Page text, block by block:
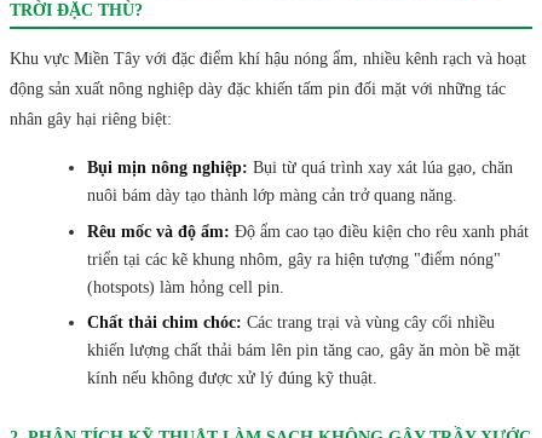
TRỜI ĐẶC THÙ?
Khu vực Miền Tây với đặc điểm khí hậu nóng ẩm, nhiều kênh rạch và hoạt
động sản xuất nông nghiệp dày đặc khiến tấm pin đối mặt với những tác
nhân gây hại riêng biệt:
Bụi mịn nông nghiệp: Bụi từ quá trình xay xát lúa gạo, chăn
nuôi bám dày tạo thành lớp màng cản trở quang năng.
Rêu mốc và độ ẩm: Độ ẩm cao tạo điều kiện cho rêu xanh phát
triển tại các kẽ khung nhôm, gây ra hiện tượng "điểm nóng"
(hotspots) làm hỏng cell pin.
Chất thải chim chóc: Các trang trại và vùng cây cối nhiều
khiến lượng chất thải bám lên pin tăng cao, gây ăn mòn bề mặt
kính nếu không được xử lý đúng kỹ thuật.